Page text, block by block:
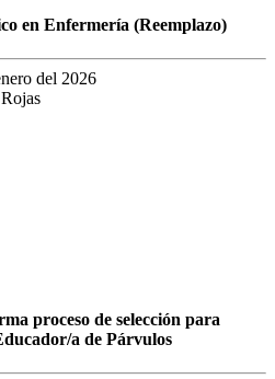
en Enfermería (Reemplazo)
del 2026
proceso de selección para
a de Párvulos